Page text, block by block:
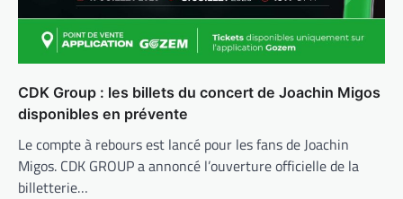
CDK Group : les billets du concert de Joachin Migos
disponibles en prévente
Le compte à rebours est lancé pour les fans de Joachin
Migos. CDK GROUP a annoncé l’ouverture officielle de la
billetterie…